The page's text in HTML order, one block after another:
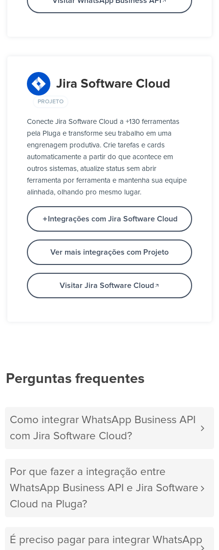
Jira Software Cloud
PROJETO
Conecte Jira Software Cloud a +130 ferramentas
pela Pluga e transforme seu trabalho em uma
engrenagem produtiva. Crie tarefas e cards
automaticamente a partir do que acontece em
outros sistemas, atualize status sem abrir
ferramenta por ferramenta e mantenha sua equipe
alinhada, olhando pro mesmo lugar.
Integrações com Jira Software Cloud
Ver mais integrações com Projeto
Visitar Jira Software Cloud
Perguntas frequentes
Como integrar WhatsApp Business API
com Jira Software Cloud?
Por que fazer a integração entre
WhatsApp Business API e Jira Software
Cloud na Pluga?
É preciso pagar para integrar WhatsApp